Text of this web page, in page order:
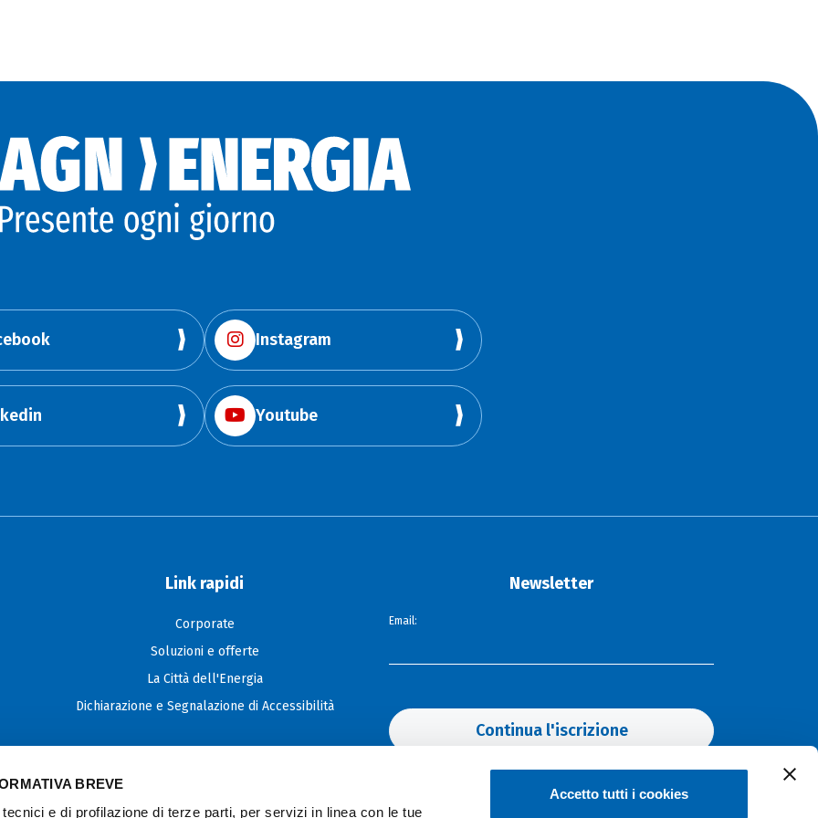
BREVE
e di profilazione di terze parti, per servizi in linea con le tue
Accetto tutti i cookies
Instagram
Youtube
Link rapidi
Corporate
Soluzioni e offerte
La Città dell'Energia
Dichiarazione e Segnalazione di Accessibilità
Newsletter
Email:
Continua l'iscrizione